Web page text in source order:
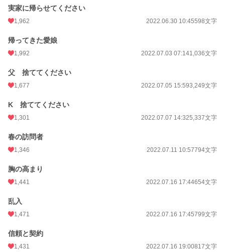
続編投稿しました。
第2回目完結7月18日
小説
お気に入り
実家に帰らせてください
1,962 2022.06.30 10:45598文字
帰ってきた愛娘
1,992 2022.07.03 07:141,036文字
父 捨ててください
1,677 2022.07.05 15:593,249文字
K 捨ててください
1,301 2022.07.07 14:325,337文字
春の訪問者
1,346 2022.07.11 10:57794文字
胸の高まり
1,441 2022.07.16 17:44654文字
乱入
1,471 2022.07.16 17:45799文字
信頼と契約
1,431 2022.07.16 19:00817文字